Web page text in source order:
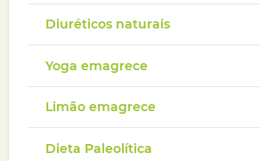
Diuréticos naturais
Yoga emagrece
Limão emagrece
Dieta Paleolítica